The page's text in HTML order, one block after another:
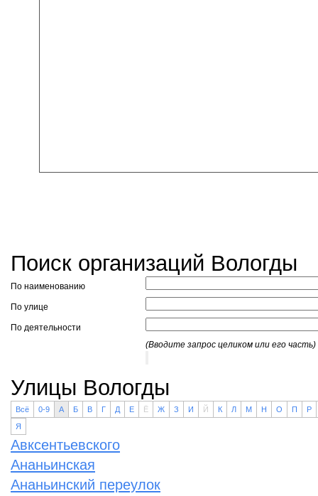
Поиск организаций Вологды
По наименованию
По улице
По деятельности
(Вводите запрос целиком или его часть)
Улицы Вологды
Всё 0-9 А Б В Г Д Е Ё Ж З И Й К Л М Н О П
Р
Я
Авксентьевского
Ананьинская
Ананьинский переулок